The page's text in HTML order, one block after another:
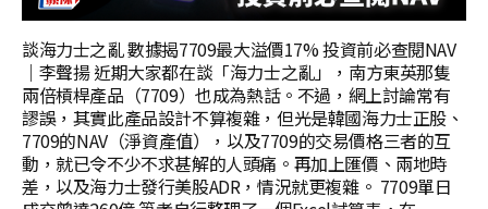
談海力士之亂 數據揭7709最大溢價17% 投資前必查閱NAV
｜李聲揚 近期大家都在談「海力士之亂」，南方東英那隻
兩倍槓桿產品（7709）也成為熱話。不過，網上討論常有
謬誤，其實此產品設計不算複雜，但光是韓國海力士正股、
7709的NAV（淨資產值），以及7709的交易價格三者的互
動，就已令不少不求甚解的人頭痛。再加上匯價、兩地時
差，以及海力士發行美股ADR，情況就更複雜。 7709單日